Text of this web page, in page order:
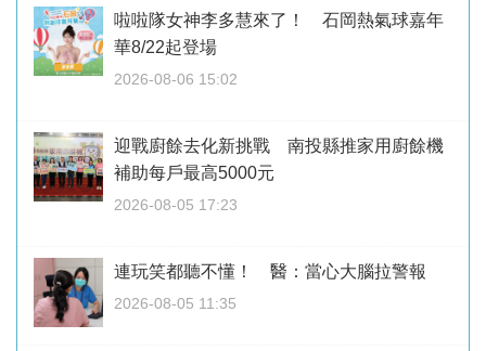
啦啦隊女神李多慧來了！ 石岡熱氣球嘉年
華8/22起登場
2026-08-06 15:02
迎戰廚餘去化新挑戰 南投縣推家用廚餘機
補助每戶最高5000元
2026-08-05 17:23
連玩笑都聽不懂！ 醫：當心大腦拉警報
2026-08-05 11:35